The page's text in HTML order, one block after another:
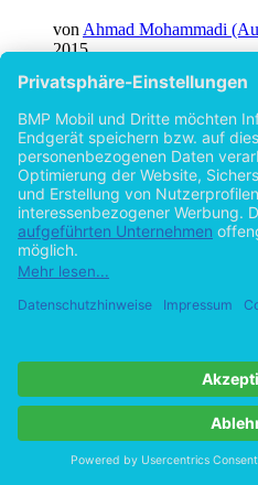
von Ahmad Mohammadi
2015
Impressum
Datenschutz
AGB
Vertrag widerrufen
Zur Desktop-Version
Copyright ©Imprint in der Bedey
by Open Publishing
Cookie-Einstellungen